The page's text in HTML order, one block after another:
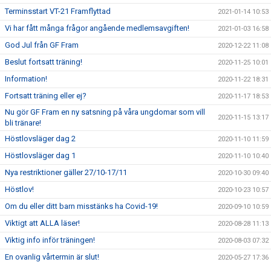
Terminsstart VT-21 Framflyttad 2021-01-14 10:53
Vi har fått många frågor angående medlemsavgiften! 2021-01-03 16:58
God Jul från GF Fram 2020-12-22 11:08
Beslut fortsatt träning! 2020-11-25 10:01
Information! 2020-11-22 18:31
Fortsatt träning eller ej? 2020-11-17 18:53
Nu gör GF Fram en ny satsning på våra ungdomar som vill
bli tränare!
2020-11-15 13:17
Höstlovsläger dag 2 2020-11-10 11:59
Höstlovsläger dag 1 2020-11-10 10:40
Nya restriktioner gäller 27/10-17/11 2020-10-30 09:40
Höstlov! 2020-10-23 10:57
Om du eller ditt barn misstänks ha Covid-19! 2020-09-10 10:59
Viktigt att ALLA läser! 2020-08-28 11:13
Viktig info inför träningen! 2020-08-03 07:32
En ovanlig vårtermin är slut! 2020-05-27 17:36